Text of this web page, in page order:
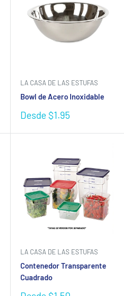
LA CASA DE LAS ESTUFAS
Bowl de Acero Inoxidable
Precio
venta
Desde $1.95
LA CASA DE LAS ESTUFAS
Contenedor Transparente
Cuadrado